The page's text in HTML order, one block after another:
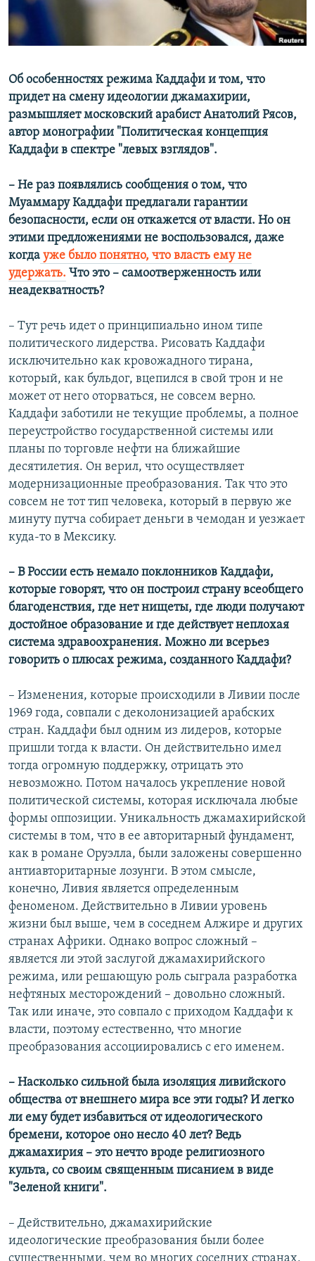
Об особенностях режима Каддафи и том, что
придет на смену идеологии джамахирии,
размышляет московский арабист Анатолий Рясов,
автор монографии "Политическая концепция
Каддафи в спектре "левых взглядов".
– Не раз появлялись сообщения о том, что
Муаммару Каддафи предлагали гарантии
безопасности, если он откажется от власти. Но он
этими предложениями не воспользовался, даже
когда уже было понятно, что власть ему не
удержать. Что это – самоотверженность или
неадекватность?
– Тут речь идет о принципиально ином типе
политического лидерства. Рисовать Каддафи
исключительно как кровожадного тирана,
который, как бульдог, вцепился в свой трон и не
может от него оторваться, не совсем верно.
Каддафи заботили не текущие проблемы, а полное
переустройство государственной системы или
планы по торговле нефти на ближайшие
десятилетия. Он верил, что осуществляет
модернизационные преобразования. Так что это
совсем не тот тип человека, который в первую же
минуту путча собирает деньги в чемодан и уезжает
куда-то в Мексику.
– В России есть немало поклонников Каддафи,
которые говорят, что он построил страну всеобщего
благоденствия, где нет нищеты, где люди получают
достойное образование и где действует неплохая
система здравоохранения. Можно ли всерьез
говорить о плюсах режима, созданного Каддафи?
– Изменения, которые происходили в Ливии после
1969 года, совпали с деколонизацией арабских
стран. Каддафи был одним из лидеров, которые
пришли тогда к власти. Он действительно имел
тогда огромную поддержку, отрицать это
невозможно. Потом началось укрепление новой
политической системы, которая исключала любые
формы оппозиции. Уникальность джамахирийской
системы в том, что в ее авторитарный фундамент,
как в романе Оруэлла, были заложены совершенно
антиавторитарные лозунги. В этом смысле,
конечно, Ливия является определенным
феноменом. Действительно в Ливии уровень
жизни был выше, чем в соседнем Алжире и других
странах Африки. Однако вопрос сложный –
является ли этой заслугой джамахирийского
режима, или решающую роль сыграла разработка
нефтяных месторождений – довольно сложный.
Так или иначе, это совпало с приходом Каддафи к
власти, поэтому естественно, что многие
преобразования ассоциировались с его именем.
– Насколько сильной была изоляция ливийского
общества от внешнего мира все эти годы? И легко
ли ему будет избавиться от идеологического
бремени, которое оно несло 40 лет? Ведь
джамахирия – это нечто вроде религиозного
культа, со своим священным писанием в виде
"Зеленой книги".
– Действительно, джамахирийские
идеологические преобразования были более